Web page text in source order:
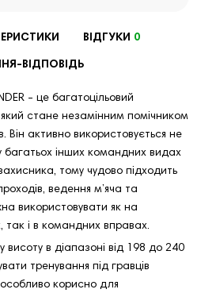
ВІДГУКИ 0
ВІДПОВІДЬ
- це багатоцільовий
стане незамінним помічником
Він активно використовується не
багатьох інших командних видах
тому чудово підходить
ведення м’яча та
використовувати як на
так і в командних вправах.
в діапазоні від 198 до 240
тренування під гравців
особливо корисно для